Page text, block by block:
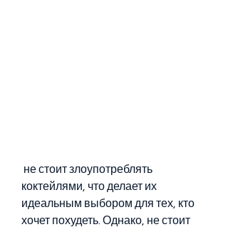
коктейлями, что делает их
идеальным выбором для тех, кто
хочет похудеть. Однако, не стоит